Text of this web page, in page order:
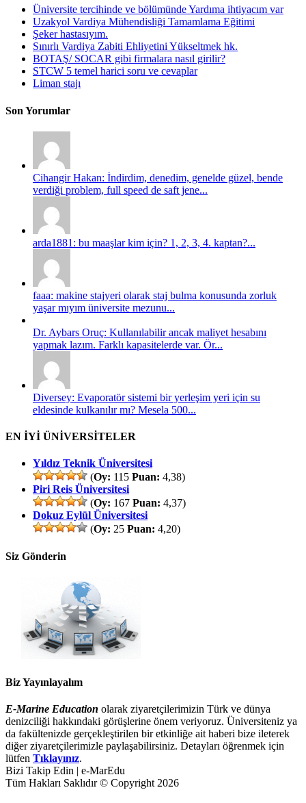
Üniversite tercihinde ve bölümünde Yardıma ihtiyacım var
Uzakyol Vardiya Mühendisliği Tamamlama Eğitimi
Şeker hastasıyım.
Sınırlı Vardiya Zabiti Ehliyetini Yükseltmek hk.
BOTAŞ/ SOCAR gibi firmalara nasıl girilir?
STCW 5 temel harici soru ve cevaplar
Liman stajı
Son Yorumlar
Cihangir Hakan: İndirdim, denedim, genelde güzel, bende
verdiği problem, full speed de saft jene...
arda1881: bu maaşlar kim için? 1, 2, 3, 4. kaptan?...
faaa: makine stajyeri olarak staj bulma konusunda zorluk
yaşar mıyım üniversite mezunu...
Dr. Aybars Oruç: Kullanılabilir ancak maliyet hesabını
yapmak lazım. Farklı kapasitelerde var. Ör...
Diversey: Evaporatör sistemi bir yerleşim yeri için su
eldesinde kulkanılır mı? Mesela 500...
EN İYİ ÜNİVERSİTELER
Yıldız Teknik Üniversitesi
(Oy: 115 Puan: 4,38)
Piri Reis Üniversitesi
(Oy: 167 Puan: 4,37)
Dokuz Eylül Üniversitesi
(Oy: 25 Puan: 4,20)
Siz Gönderin
Biz Yayınlayalım
E-Marine Education olarak ziyaretçilerimizin Türk ve dünya
denizciliği hakkındaki görüşlerine önem veriyoruz. Üniversiteniz ya
da fakültenizde gerçekleştirilen bir etkinliğe ait haberi bize ileterek
diğer ziyaretçilerimizle paylaşabilirsiniz. Detayları öğrenmek için
lütfen Tıklayınız.
Bizi Takip Edin | e-MarEdu
Tüm Hakları Saklıdır © Copyright 2026